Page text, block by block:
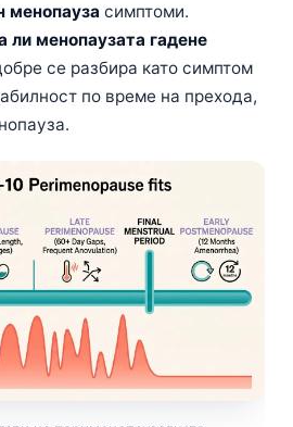
менопауза симптоми.
ли менопаузата гадене
се разбира като симптом
по време на прехода,